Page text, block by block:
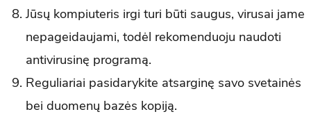
Jūsų kompiuteris irgi turi būti saugus, virusai jame
nepageidaujami, todėl rekomenduoju naudoti
antivirusinę programą.
Reguliariai pasidarykite atsarginę savo svetainės
bei duomenų bazės kopiją.